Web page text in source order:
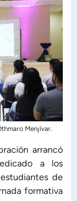
Menjívar.
arrancó
a los
de
formativa